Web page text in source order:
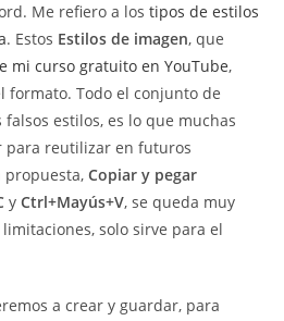
Me refiero a lostipos de estilos
. Estos Estilos de imagen, que
mi curso gratuito en YouTube,
formato. Todo el conjunto de
estilos, es lo que muchas
para reutilizar en futuros
propuesta,Copiar y pegar
yCtrl+Mayús+V, se queda muy
solo sirve para el
a crear y guardar, para